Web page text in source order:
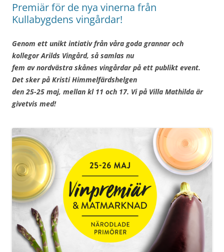
Premiär för de nya vinerna från
Kullabygdens vingårdar!
Genom ett unikt intiativ från våra goda grannar och
kollegor Arilds Vingård, så samlas nu
fem av nordvästra skånes vingårdar på ett publikt event.
Det sker på Kristi Himmelfärdshelgen
den 25-25 maj, mellan kl 11 och 17. Vi på Villa Mathilda är
givetvis med!